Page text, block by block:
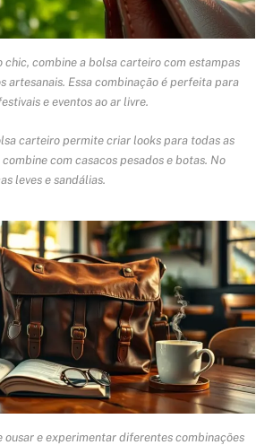
chic, combine a bolsa carteiro com estampas
artesanais. Essa combinação é perfeita para
e eventos ao ar livre.
carteiro permite criar looks para todas as
com casacos pesados e botas. No
leves e sandálias.
ousar e experimentar diferentes combinações